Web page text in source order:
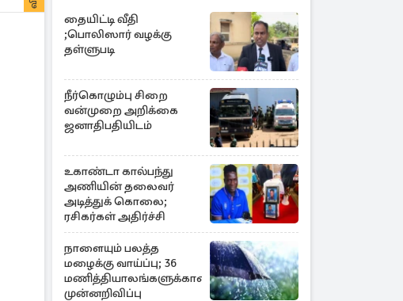
தையிட்டி வீதி
;பொலிஸார் வழக்கு
தள்ளுபடி
நீர்கொழும்பு சிறை
வன்முறை அறிக்கை
ஜனாதிபதியிடம்
உகாண்டா கால்பந்து
அணியின் தலைவர்
அடித்துக் கொலை;
ரசிகர்கள் அதிர்ச்சி
நாளையும் பலத்த
மழைக்கு வாய்ப்பு; 36
மணித்தியாலங்களுக்கான
முன்னறிவிப்பு